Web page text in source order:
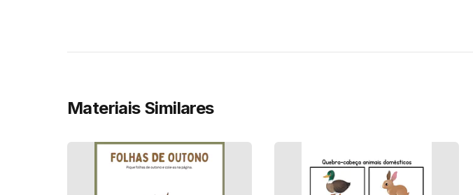
Materiais Similares